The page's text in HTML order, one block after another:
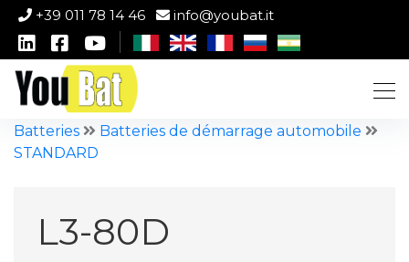
+39 011 78 14 46 info@youbat.it
Batteries
Batteries de démarrage automobile
STANDARD
L3-80D